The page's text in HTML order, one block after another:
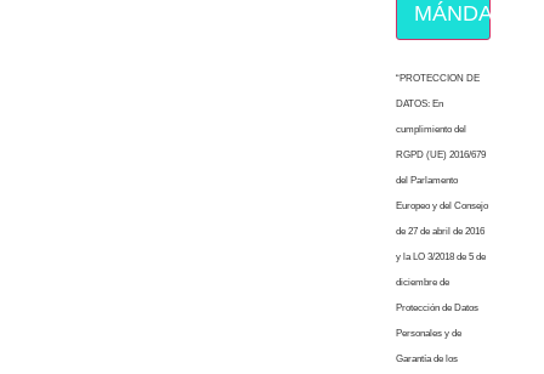
MÁNDAME
“PROTECCION DE
DATOS: En
cumplimiento del
RGPD (UE) 2016/679
del Parlamento
Europeo y del Consejo
de 27 de abril de 2016
y la LO 3/2018 de 5 de
diciembre de
Protección de Datos
Personales y de
Garantía de los